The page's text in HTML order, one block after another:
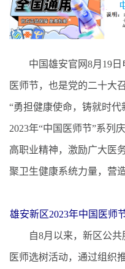
中国雄安官网8月19日
医师节，也是党的二十大
“勇担健康使命，铸就时
2023年“中国医师节”系列
高职业精神，激励广大医
聚卫生健康系统力量，营
雄安新区2023年中国医师
自8月以来，新区公共
医师选树活动，通过组织